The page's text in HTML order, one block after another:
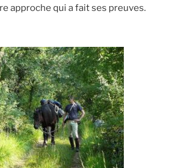
approche qui a fait ses preuves.